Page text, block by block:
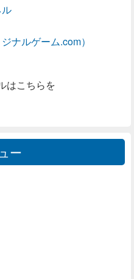
ナルゲーム.com）
はこちらを
ー